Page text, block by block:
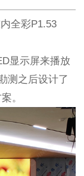
全彩P1.53
显示屏来播放
测之后设计了
。